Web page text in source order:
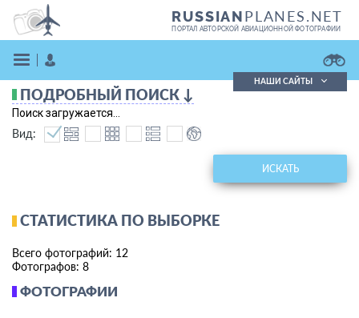
RUSSIANPLANES.NET
ПОРТАЛ АВТОРСКОЙ АВИАЦИОННОЙ ФОТОГРАФИИ
Поиск в реестре
Кратко
Подробно
НАШИ САЙТЫ
ФОТОГРАФИИ
ПОДРОБНЫЙ ПОИСК ↓
Поиск загружается...
Вид:
ИСКАТЬ
СТАТИСТИКА ПО ВЫБОРКЕ
Всего фотографий: 12
Фотографов: 8